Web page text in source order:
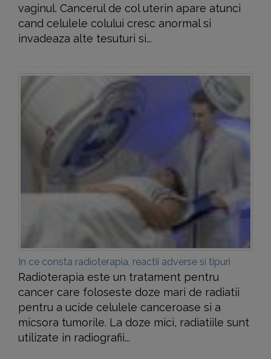
vaginul. Cancerul de col uterin apare atunci
cand celulele colului cresc anormal si
invadeaza alte tesuturi si...
In ce consta radioterapia, reactii adverse si tipuri
Radioterapia este un tratament pentru
cancer care foloseste doze mari de radiatii
pentru a ucide celulele canceroase si a
micsora tumorile. La doze mici, radiatiile sunt
utilizate in radiografii...